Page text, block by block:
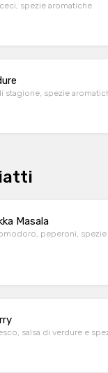
spezie aromatiche
stagione, spezie
Masala
peperoni,
salsa di verdure e